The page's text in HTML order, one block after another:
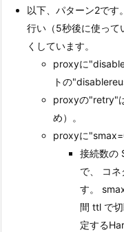
以下、パターン2です
行い（5秒後に使って
くしています。
proxyに
トの
proxyの"retry"
め）。
proxyに
接続数の
で、 コネ
す。
間 ttl で
定する